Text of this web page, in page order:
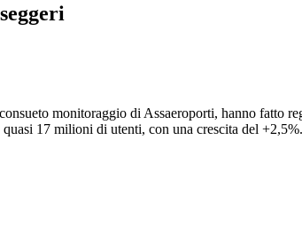
monitoraggio di Assaeroporti, hanno fatto
17 milioni di utenti, con una crescita del